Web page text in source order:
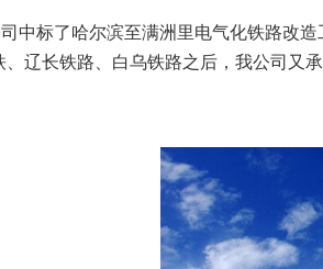
中标了哈尔滨至满洲里电气化铁路改
、辽长铁路、白乌铁路之后，我公司又